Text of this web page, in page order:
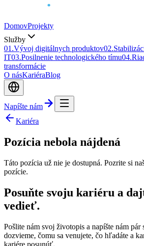
DomovProjekty
Služby
01 .Vývoj digitálnych produktov02.
IT03.Posilnenie technologického tímu04.
transformácie
O násKariéraBlog
Napíšte nám
Kariéra
Pozícia nebola nájdená
Táto pozícia už nie je dostupná. Pozrite si
pozície.
Posuňte svoju kariéru a
vedieť.
Pošlite nám svoj životopis a napíšte nám pár
dozvieme, čomu sa venujete, čo hľadáte a
kariére posunúť.